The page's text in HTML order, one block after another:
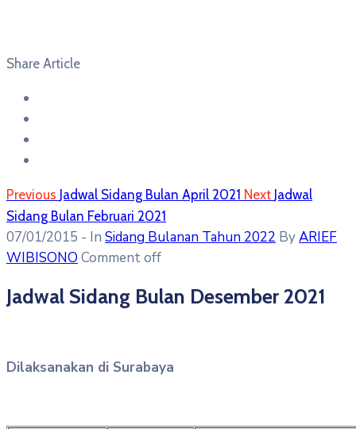
Share Article
Previous Jadwal Sidang Bulan April 2021 Next Jadwal
Sidang Bulan Februari 2021
07/01/2015 - In Sidang Bulanan Tahun 2022 ByARIEF
WIBISONO Comment off
Jadwal Sidang Bulan Desember 2021
Dilaksanakan di Surabaya